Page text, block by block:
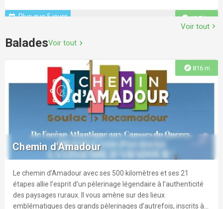
explore13.7 km
event Plus que 5 jours
Atout plage - Stretching en musique
Chaque jour des séances de sport gratuites sur nos plages,
encadrées par des professionnels diplômés. r Prévoir tapis ou
serviette de plage, bouteille d’eau, chapeau, crème solaire
explore
Voir tout chevron_right
BaladesVoir tout chevron_right
explore 816 m
Chemin d'Amadour
Le chemin d’Amadour avec ses 500 kilomètres et ses 21
étapes allie l’esprit d’un pèlerinage légendaire à l’authenticité
des paysages ruraux. Il vous amène sur des lieux
emblématiques des grands pèlerinages d’autrefois, inscrits à